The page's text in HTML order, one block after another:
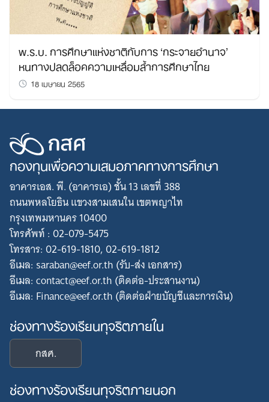
พ.ร.บ. การศึกษาแห่งชาติกับการ ‘กระจายอำนาจ’
หนทางปลดล็อคความเหลื่อมล้ำการศึกษาไทย
18 เมษายน 2565
กองทุนเพื่อความเสมอภาคทางการศึกษา
อาคารเอส. พี. (อาคารเอ) ชั้น 13 เลขที่ 388
ถนนพหลโยธิน แขวงสามเสนใน เขตพญาไท
กรุงเทพมหานคร 10400
โทรศัพท์ : 02-079-5475
โทรสาร: 02-619-1810, 02-619-1812
อีเมล: saraban@eef.or.th (รับ-ส่ง เอกสาร)
อีเมล: contact@eef.or.th (ติดต่อ-ประสานงาน)
อีเมล: Finance@eef.or.th (ติดต่อฝ่ายบัญชีและการเงิน)
ช่องทางร้องเรียนทุจริตภายใน
กสศ.
ช่องทางร้องเรียนทุจริตภายนอก